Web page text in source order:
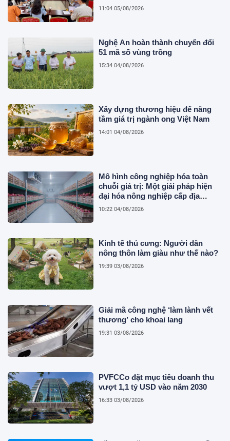
11:04 05/08/2026
Nghệ An hoàn thành chuyển đổi
51 mã số vùng trồng
15:34 04/08/2026
Xây dựng thương hiệu để nâng
tầm giá trị ngành ong Việt Nam
14:01 04/08/2026
Mô hình công nghiệp hóa toàn
chuỗi giá trị: Một giải pháp hiện
đại hóa nông nghiệp cấp địa
phương tại Việt Nam
10:22 04/08/2026
Kinh tế thú cưng: Người dân
nông thôn làm giàu như thế nào?
19:39 03/08/2026
Giải mã công nghệ ‘làm lành vết
thương’ cho khoai lang
19:31 03/08/2026
PVFCCo đặt mục tiêu doanh thu
vượt 1,1 tỷ USD vào năm 2030
16:33 03/08/2026